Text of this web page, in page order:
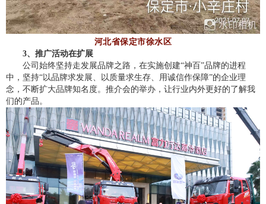
河北省保定市徐水区
3、推广活动在扩展
公司始终坚持走发展品牌之路，在实施创建“神百”品牌的进程
中，坚持“以品牌求发展、以质量求生存、用诚信作保障”的企业理
念，不断扩大品牌知名度。推介会的举办，让行业内外更好的了解我
们的产品。